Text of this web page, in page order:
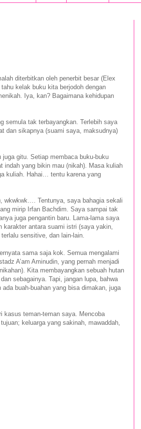
diterbitkan oleh penerbit besar (Elex
kelak buku kita berjodoh dengan
Iya, kan? Bagaimana kehidupan
semula tak terbayangkan. Terlebih saya
dan sikapnya (suami saya, maksudnya)
gitu. Setiap membaca buku-buku
indah yang bikin mau (nikah). Masa kuliah
kuliah. Hahai… tentu karena yang
wkwkwk…. Tentunya, saya bahagia sekali
mirip Irfan Bachdim. Saya sampai tak
juga pengantin baru. Lama-lama saya
karakter antara suami istri (saya yakin,
sensitive, dan lain-lain.
sama saja kok. Semua mengalami
A’am Aminudin, yang pernah menjadi
Kita membayangkan sebuah hutan
sebagainya. Tapi, jangan lupa, bahwa
buah-buahan yang bisa dimakan, juga
kasus teman-teman saya. Mencoba
keluarga yang sakinah, mawaddah,